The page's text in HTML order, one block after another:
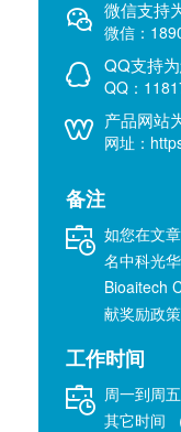
微信支持
微信：
QQ支持
QQ：
产品网站
网址：
备注
如您在文
名中科光
Bioaitech
献奖励政
工作时间
周一到周
其它时间